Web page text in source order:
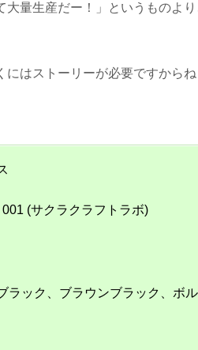
大量生産だー！」というものよ
にはストーリーが必要ですから
(サクラクラフトラボ)
ラック、ブラウンブラック、ボ